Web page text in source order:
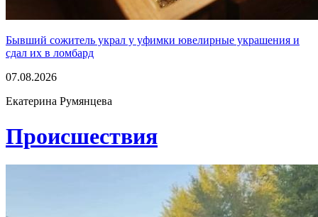
Бывший сожитель украл у уфимки ювелирные украшения и
сдал их в ломбард
07.08.2026
Екатерина Румянцева
Проиcшествия